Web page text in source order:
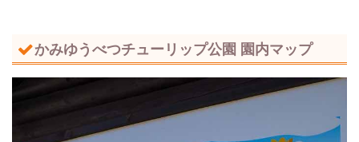
かみゆうべつチューリップ公園 園内マップ